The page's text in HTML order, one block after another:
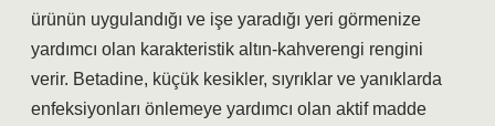
ürünün uygulandığı ve işe yaradığı yeri görmenize
yardımcı olan karakteristik altın-kahverengi rengini
verir. Betadine, küçük kesikler, sıyrıklar ve yanıklarda
enfeksiyonları önlemeye yardımcı olan aktif madde